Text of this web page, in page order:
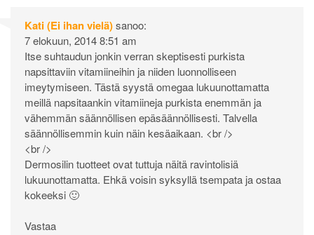
Kati (Ei ihan vielä)sanoo:
7 elokuun, 2014 8:51 am
Itse suhtaudun jonkin verran skeptisesti purkista
napsittaviin vitamiineihin ja niiden luonnolliseen
imeytymiseen. Tästä syystä omegaa lukuunottamatta
meillä napsitaankin vitamiineja purkista enemmän ja
vähemmän säännöllisen epäsäännöllisesti. Talvella
säännöllisemmin kuin näin kesäaikaan. <br />
<br />
Dermosilin tuotteet ovat tuttuja näitä ravintolisiä
lukuunottamatta. Ehkä voisin syksyllä tsempata ja ostaa
kokeeksi 🙂
Vastaa